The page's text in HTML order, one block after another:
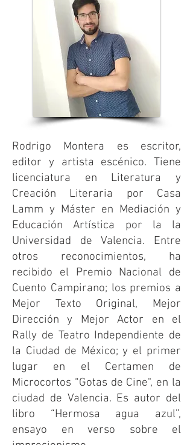
Rodrigo Montera es escritor,
editor y artista escénico. Tiene
licenciatura en Literatura y
Creación Literaria por Casa
Lamm y Máster en Mediación y
Educación Artística por la la
Universidad de Valencia. Entre
otros reconocimientos, ha
recibido el Premio Nacional de
Cuento Campirano; los premios a
Mejor Texto Original, Mejor
Dirección y Mejor Actor en el
Rally de Teatro Independiente de
la Ciudad de México; y el primer
lugar en el Certamen de
Microcortos “Gotas de Cine", en la
ciudad de Valencia. Es autor del
libro “Hermosa agua azul”,
ensayo en verso sobre el